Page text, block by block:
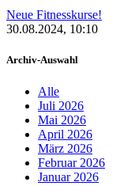
Neue Fitnesskurse!
30.08.2024, 10:10
Archiv-Auswahl
Alle
Juli 2026
Mai 2026
April 2026
März 2026
Februar 2026
Januar 2026